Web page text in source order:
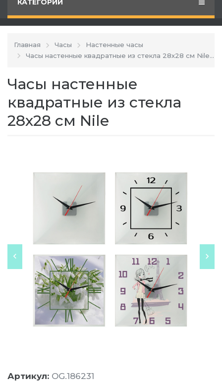
КАТЕГОРИИ
Главная Часы
Настенные часы
Часы настенные квадратные из стекла 28х28 см Nile
Часы настенные
квадратные из стекла
28х28 см Nile
Артикул: OG.186231